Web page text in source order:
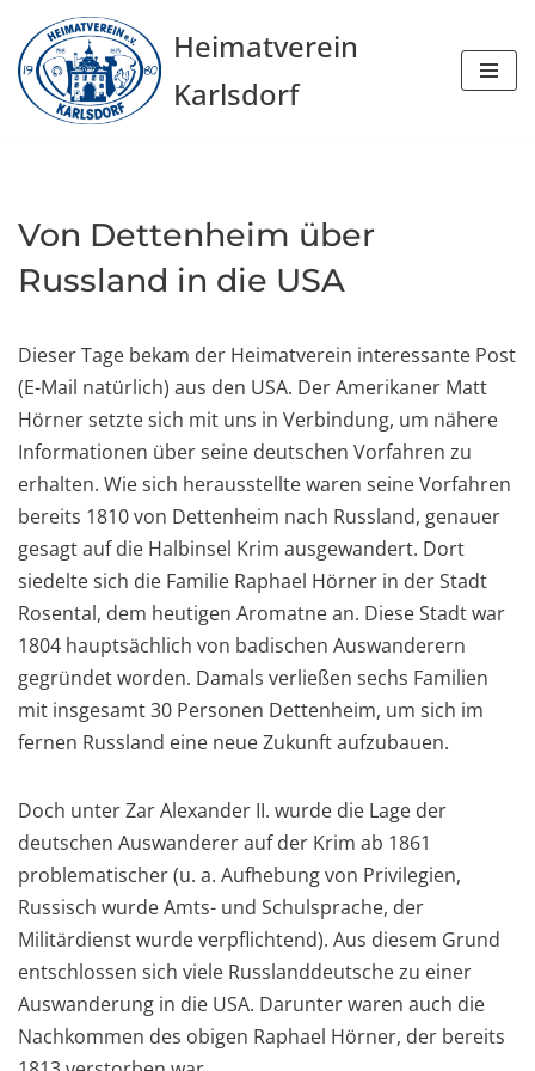
Zum
Inhalt
springen
Heimatverein
Karlsdorf
Von Dettenheim über
Russland in die USA
Dieser Tage bekam der Heimatverein interessante Post
(E-Mail natürlich) aus den USA. Der Amerikaner Matt
Hörner setzte sich mit uns in Verbindung, um nähere
Informationen über seine deutschen Vorfahren zu
erhalten. Wie sich herausstellte waren seine Vorfahren
bereits 1810 von Dettenheim nach Russland, genauer
gesagt auf die Halbinsel Krim ausgewandert. Dort
siedelte sich die Familie Raphael Hörner in der Stadt
Rosental, dem heutigen Aromatne an. Diese Stadt war
1804 hauptsächlich von badischen Auswanderern
gegründet worden. Damals verließen sechs Familien
mit insgesamt 30 Personen Dettenheim, um sich im
fernen Russland eine neue Zukunft aufzubauen.
Doch unter Zar Alexander II. wurde die Lage der
deutschen Auswanderer auf der Krim ab 1861
problematischer (u. a. Aufhebung von Privilegien,
Russisch wurde Amts- und Schulsprache, der
Militärdienst wurde verpflichtend). Aus diesem Grund
entschlossen sich viele Russlanddeutsche zu einer
Auswanderung in die USA. Darunter waren auch die
Nachkommen des obigen Raphael Hörner, der bereits